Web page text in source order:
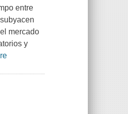
entre
mercado
y